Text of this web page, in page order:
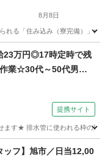
8月8日
る「住み込み（寮完備）」
23万円◎17時定時で残
業☆30代～50代男性
提携サイト
ます★ 排水管に使われる枠の
ッフ】旭市／日当12,00